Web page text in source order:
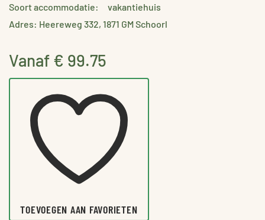
Soort accommodatie:
vakantiehuis
Adres: Heereweg 332, 1871 GM Schoorl
Vanaf € 99.75
TOEVOEGEN AAN FAVORIETEN